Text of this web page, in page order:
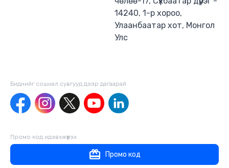
14240, 1-р хороо,
Улаанбаатар хот, Монгол
Улс
Биднийг сошиал сувгууд дээр дагаaрай
Промо код идэвхжүүлэх
Промо код